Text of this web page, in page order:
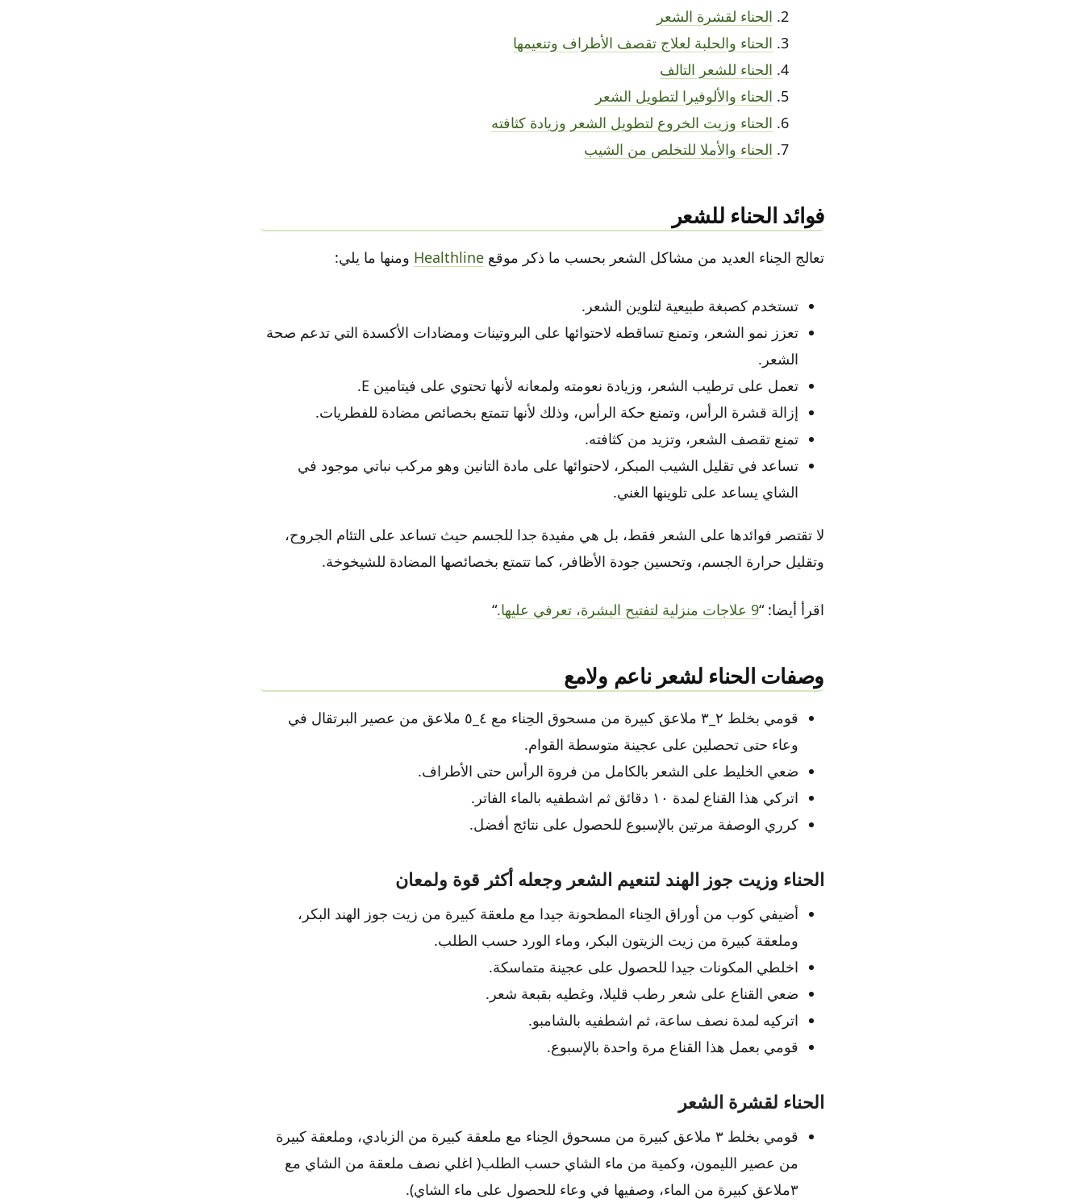
الحناء لقشرة الشعر
الحناء والحلبة لعلاج تقصف الأطراف وتنعيمها
الحناء للشعر التالف
الحناء والألوفيرا لتطويل الشعر
الحناء وزيت الخروع لتطويل الشعر وزيادة كثافته
الحناء والأملا للتخلص من الشيب
فوائد الحناء للشعر
تعالج الحِناء العديد من مشاكل الشعر بحسب ما ذكر موقع Healthline ومنها ما يلي:
تستخدم كصبغة طبيعية لتلوين الشعر.
تعزز نمو الشعر، وتمنع تساقطه لاحتوائها على البروتينات ومضادات الأكسدة التي تدعم صحة
الشعر.
تعمل على ترطيب الشعر، وزيادة نعومته ولمعانه لأنها تحتوي على فيتامين E.
إزالة قشرة الرأس، وتمنع حكة الرأس، وذلك لأنها تتمتع بخصائص مضادة للفطريات.
تمنع تقصف الشعر، وتزيد من كثافته.
تساعد في تقليل الشيب المبكر، لاحتوائها على مادة التانين وهو مركب نباتي موجود في
الشاي يساعد على تلوينها الغني.
لا تقتصر فوائدها على الشعر فقط، بل هي مفيدة جدا للجسم حيث تساعد على التئام الجروح،
وتقليل حرارة الجسم، وتحسين جودة الأظافر، كما تتمتع بخصائصها المضادة للشيخوخة.
اقرأ أيضا: “9 علاجات منزلية لتفتيح البشرة، تعرفي عليها. “
وصفات الحناء لشعر ناعم ولامع
قومي بخلط ٢_٣ ملاعق كبيرة من مسحوق الحِناء مع ٤_٥ ملاعق من عصير البرتقال في
وعاء حتى تحصلين على عجينة متوسطة القوام.
ضعي الخليط على الشعر بالكامل من فروة الرأس حتى الأطراف.
اتركي هذا القناع لمدة ١٠ دقائق ثم اشطفيه بالماء الفاتر.
كرري الوصفة مرتين بالإسبوع للحصول على نتائج أفضل.
الحناء وزيت جوز الهند لتنعيم الشعر وجعله أكثر قوة ولمعان
أضيفي كوب من أوراق الحِناء المطحونة جيدا مع ملعقة كبيرة من زيت جوز الهند البكر،
وملعقة كبيرة من زيت الزيتون البكر، وماء الورد حسب الطلب.
اخلطي المكونات جيدا للحصول على عجينة متماسكة.
ضعي القناع على شعر رطب قليلا، وغطيه بقبعة شعر.
اتركيه لمدة نصف ساعة، ثم اشطفيه بالشامبو.
قومي بعمل هذا القناع مرة واحدة بالإسبوع.
الحناء لقشرة الشعر
قومي بخلط ٣ ملاعق كبيرة من مسحوق الحِناء مع ملعقة كبيرة من الزبادي، وملعقة كبيرة
من عصير الليمون، وكمية من ماء الشاي حسب الطلب( اغلي نصف ملعقة من الشاي مع
٣ملاعق كبيرة من الماء، وصفيها في وعاء للحصول على ماء الشاي).